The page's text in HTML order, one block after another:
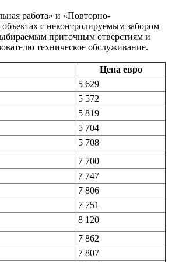
работа» и «Повторно-
с неконтролируемым забором
приточным отверстиям и
техническое обслуживание.
Цена евро
5 629
5 572
5 819
5 704
5 708
7 700
7 747
7 806
7 751
8 120
7 862
7 807